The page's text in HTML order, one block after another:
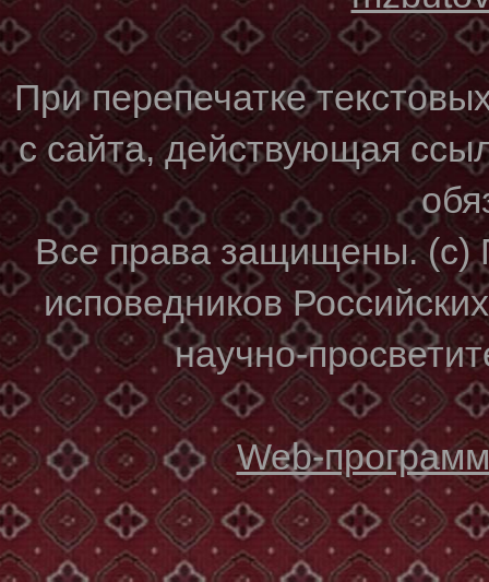
При перепечатке
с сайта, действующая
Все права защищены. (с)
исповедников
научно-
Web-